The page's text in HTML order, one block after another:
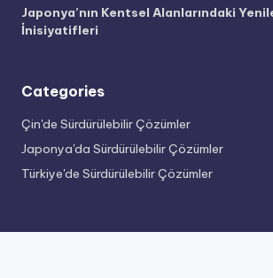
Japonya’nın Kentsel Alanlarındaki
İnisiyatifleri
Categories
Çin'de Sürdürülebilir Çözümler
Japonya'da Sürdürülebilir Çözümler
Türkiye'de Sürdürülebilir Çözümler